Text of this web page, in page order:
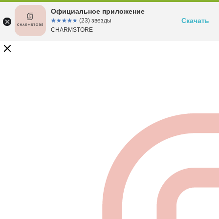
Официальное приложение
☆☆☆☆☆
★★★★★ (23) звезды
CHARMSTORE
Скачать